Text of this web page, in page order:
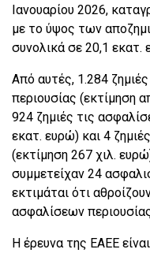
Ιανουαρίου 2026,
με το ύψος των
συνολικά σε 20,1 εκατ.
Από αυτές, 1.284
περιουσίας (εκτίμηση
924 ζημιές τις
εκατ. ευρώ) και 4
(εκτίμηση 267 χιλ.
συμμετείχαν 24
εκτιμάται ότι
ασφαλίσεων
Η έρευνα της ΕΑΕΕ